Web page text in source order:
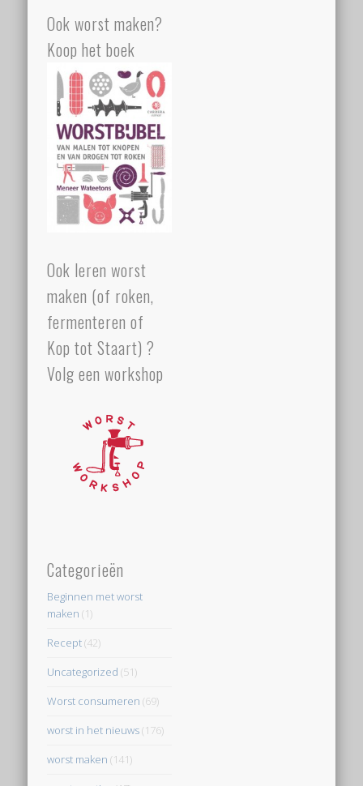
Ook worst maken?
Koop het boek
Ook leren worst
maken (of roken,
fermenteren of
Kop tot Staart) ?
Volg een workshop
Categorieën
Beginnen met worst
maken (1)
Recept(42)
Uncategorized (51)
Worst consumeren (69)
worst in het nieuws(176)
worst maken (141)